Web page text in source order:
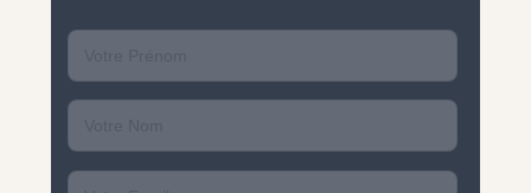
name
name